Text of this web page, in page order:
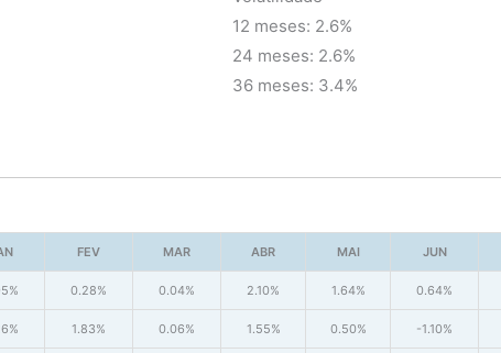
12 meses: 2.6%
24 meses: 2.6%
36 meses: 3.4%
FEV MAR ABR MAI JUN
0.28% 0.04% 2.10% 1.64% 0.64%
1.83% 0.06% 1.55% 0.50% -1.10%